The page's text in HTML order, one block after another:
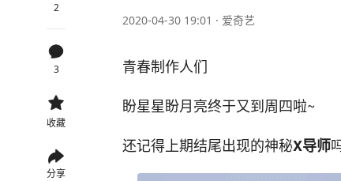
2
3
收藏
分享
2020-04-30 19:01 · 爱奇艺
青春制作人们
盼星星盼月亮终于又到周四啦~
还记得上期结尾出现的神秘X导师